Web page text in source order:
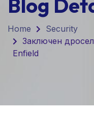
Blog
Home
Security
Заключен
Enfield